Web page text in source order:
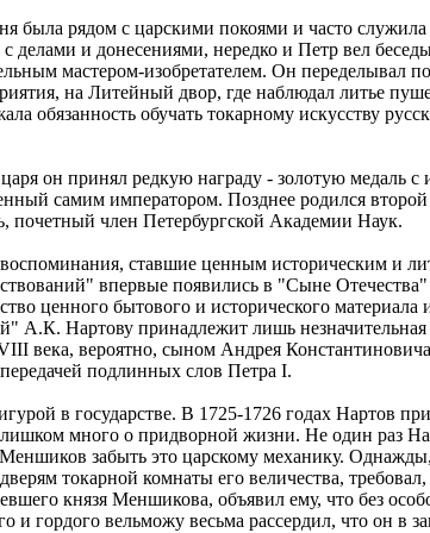
была рядом с царскими покоями и часто
и донесениями, нередко и Петр вел
мастером-изобретателем. Он
на Литейный двор, где наблюдал литье
обязанность обучать токарному искусству
он принял редкую награду - золотую медаль с
самим императором. Позднее родился
почетный член Петербургской Академии Наук.
ставшие ценным историческим и
впервые появились в "Сыне Отечества"
ценного бытового и исторического
А.К. Нартову принадлежит лишь незначительная
века, вероятно, сыном Андрея
подлинных слов Петра I.
в государстве. В 1725-1726 годах Нартов
много о придворной жизни. Не один раз
забыть это царскому механику.
токарной комнаты его величества,
князя Меншикова, объявил ему, что без
и гордого вельможу весьма рассердил, что он в